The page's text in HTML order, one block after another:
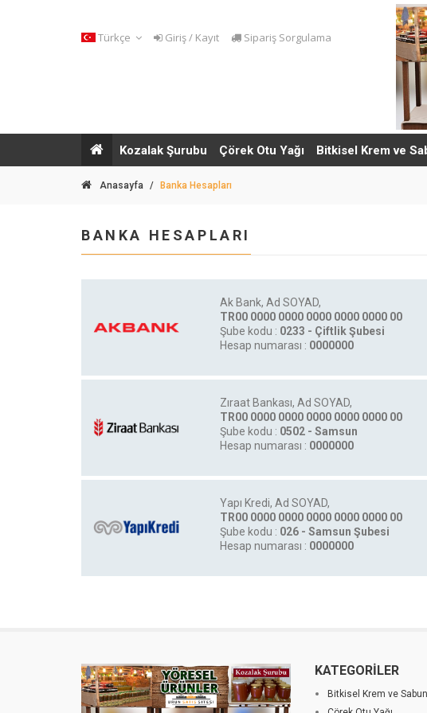
Türkçe Giriş / Kayıt Sipariş Sorgulama
Kozalak Şurubu Çörek Otu Yağı Bitkisel Krem ve
Anasayfa / Banka Hesapları
BANKA HESAPLARI
Ak Bank, Ad SOYAD,
TR00 0000 0000 0000 0000 0000 00
Şube kodu : 0233 - Çiftlik Şubesi
Hesap numarası : 0000000
Zıraat Bankası, Ad SOYAD,
TR00 0000 0000 0000 0000 0000 00
Şube kodu : 0502 - Samsun
Hesap numarası : 0000000
Yapı Kredi, Ad SOYAD,
TR00 0000 0000 0000 0000 0000 00
Şube kodu : 026 - Samsun Şubesi
Hesap numarası : 0000000
KATEGORİLER
Bitkisel Krem ve